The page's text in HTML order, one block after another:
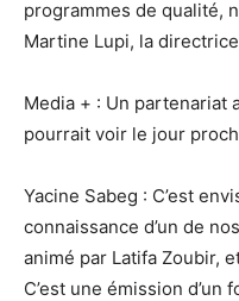
programmes de qualité,
Martine Lupi, la
Media + : Un partenariat
pourrait voir le jour
Yacine Sabeg : C’est
connaissance d’un de
animé par Latifa Zoubir,
C’est une émission